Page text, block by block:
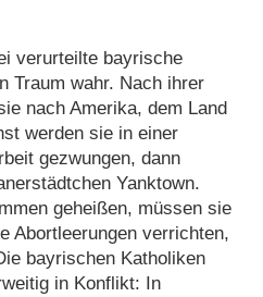
verurteilte bayrische
Traum wahr. Nach ihrer
nach Amerika, dem Land
werden sie in einer
gezwungen, dann
Yanktown.
geheißen, müssen sie
Abortleerungen verrichten,
bayrischen Katholiken
in Konflikt: In